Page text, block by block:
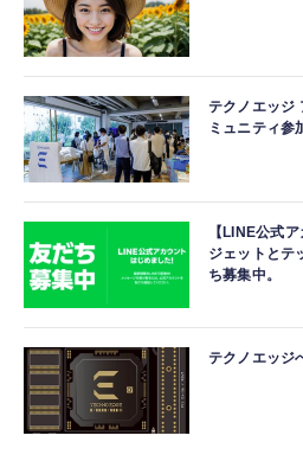
テクノエッジ
ミュニティ参
【LINE公式
ジェットとテ
ち募集中。
テクノエッジ